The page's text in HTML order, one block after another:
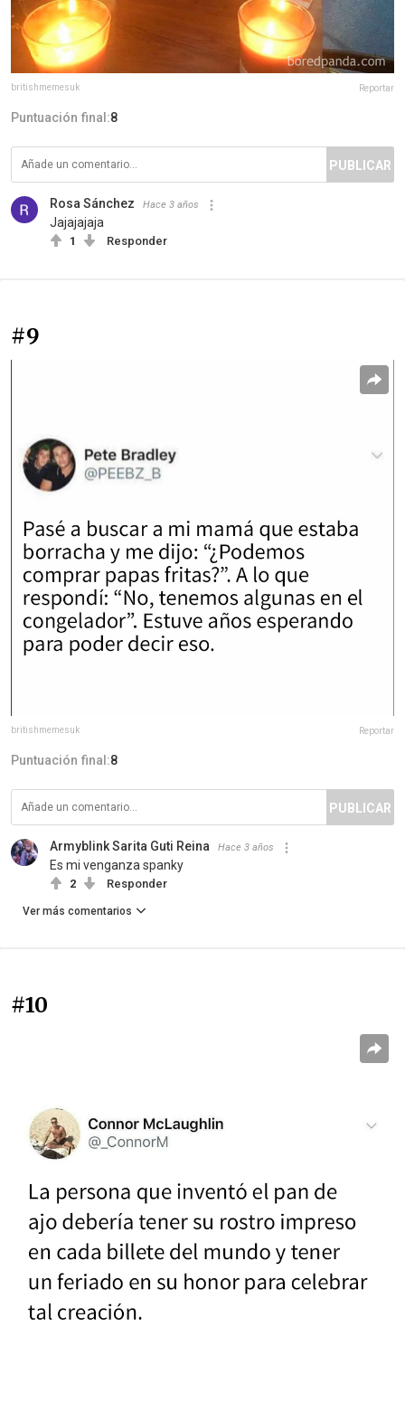
britishmemesuk Reportar
Puntuación final:8
PUBLICAR
Rosa Sánchez Hace 3 años
Jajajajaja
1 Responder
#9
britishmemesuk Reportar
Puntuación final:8
PUBLICAR
Armyblink Sarita Guti Reina Hace 3 años
Es mi venganza spanky
2 Responder
Ver más comentarios
#10